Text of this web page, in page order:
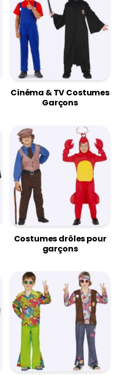
Cinéma & TV Costumes
Garçons
Costumes drôles pour
garçons